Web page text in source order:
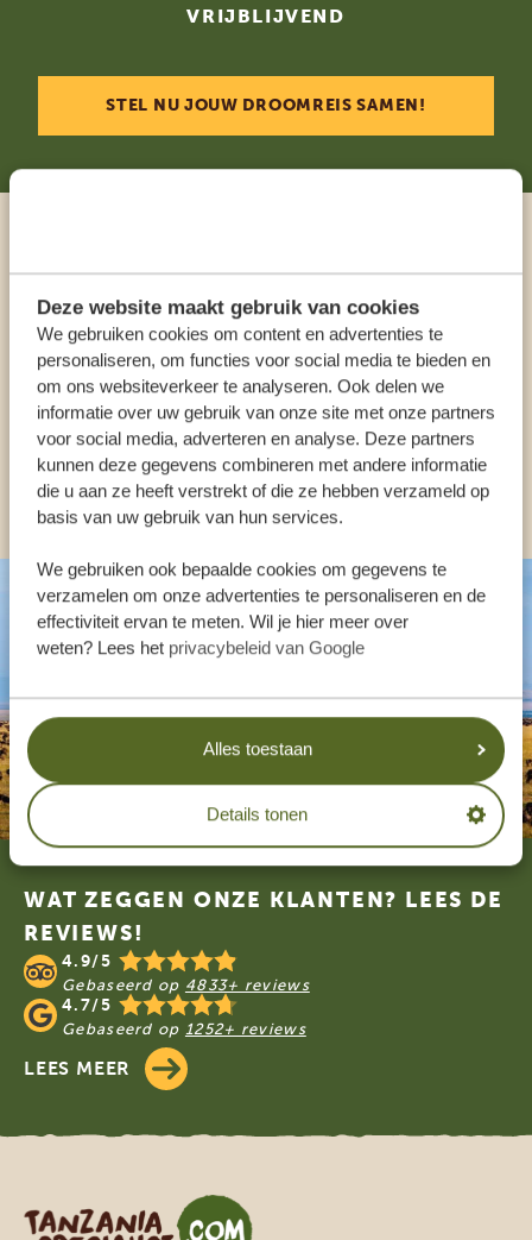
Deze website maakt gebruik van cookies
We gebruiken cookies om content en advertenties te
personaliseren, om functies voor social media te bieden en
om ons websiteverkeer te analyseren. Ook delen we
informatie over uw gebruik van onze site met onze partners
voor social media, adverteren en analyse. Deze partners
kunnen deze gegevens combineren met andere informatie
die u aan ze heeft verstrekt of die ze hebben verzameld op
basis van uw gebruik van hun services.
We gebruiken ook bepaalde cookies om gegevens te
verzamelen om onze advertenties te personaliseren en de
effectiviteit ervan te meten. Wil je hier meer over
weten? Lees het privacybeleid van Google
Alles toestaan
Details tonen
VRIJBLIJVEND
STEL NU JOUW DROOMREIS SAMEN!
Praat met een expert
ONZE SPECIALISTEN STAAN VOOR JE KLAAR
NL:+31 174 35 2016
ANDERE LANDEN
Footer
WAT ZEGGEN ONZE KLANTEN? LEES DE
REVIEWS!
4.9/5
Gebaseerd op 4833+ reviews
4.7/5
Gebaseerd op 1252+ reviews
LEES MEER
Tanzania Specialist